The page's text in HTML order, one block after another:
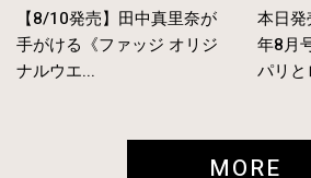
【8/10発売】田中真里奈が
手がける《ファッジ オリジ
ナルウエ...
本日
年8月
パリと
MORE